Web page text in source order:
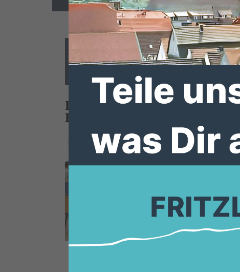
Bürgermeister Hartmut
kompetenten und
Der Stadtteil Obermöllrich
Bürgermeister Hartmut